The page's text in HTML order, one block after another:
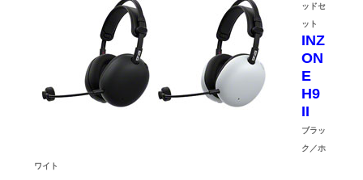
ッドセ
ット
INZ
ON
E
H9
II
ブラッ
ク／ホ
ワイト